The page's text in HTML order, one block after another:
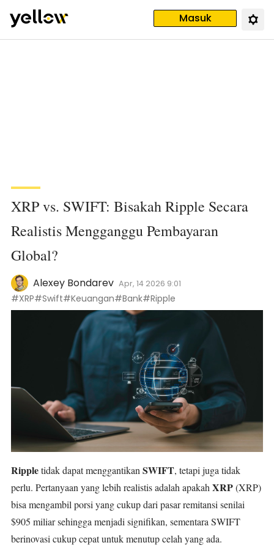
Masuk
XRP vs. SWIFT: Bisakah Ripple Secara
Realistis Mengganggu Pembayaran
Global?
Alexey Bondarev Apr, 14 2026 9:01
#XRP#Swift#Keuangan#Bank#Ripple
Rippletidak dapat menggantikan SWIFT, tetapi juga tidak
perlu. Pertanyaan yang lebih realistis adalah apakah XRP(XRP)
bisa mengambil porsi yang cukup dari pasar remitansi senilai
$905 miliar sehingga menjadi signifikan, sementara SWIFT
berinovasi cukup cepat untuk menutup celah yang ada.